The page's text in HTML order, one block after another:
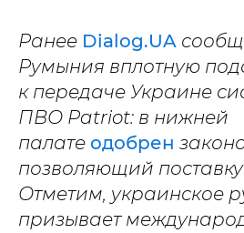
Ранее Dialog.UA
Румыния вплотную
к передаче Украине
ПВО Patriot: в нижней
палате одобрен
позволяющий поставку
Отметим, украинское
призывает